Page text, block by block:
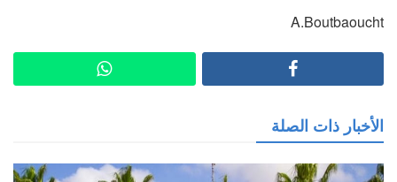
A.Boutbaoucht
الأخبار ذات الصلة